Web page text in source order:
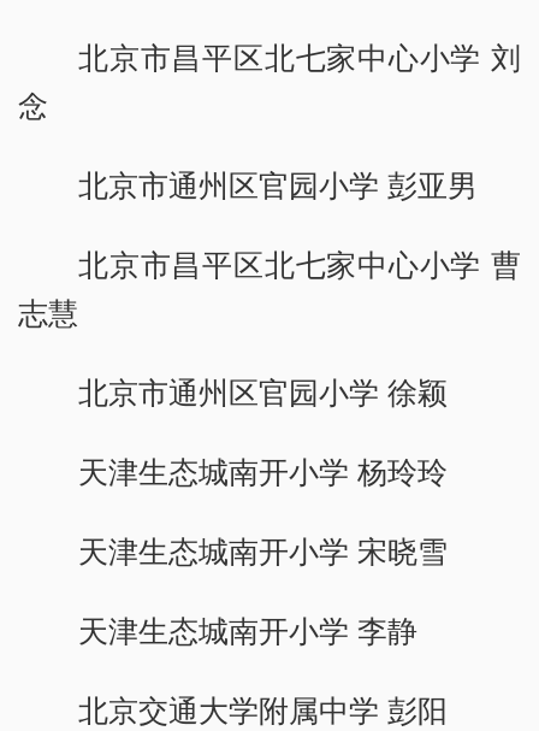
北京市昌平区北七家中心小学 刘
念
北京市通州区官园小学 彭亚男
北京市昌平区北七家中心小学 曹
志慧
北京市通州区官园小学 徐颖
天津生态城南开小学 杨玲玲
天津生态城南开小学 宋晓雪
天津生态城南开小学 李静
北京交通大学附属中学 彭阳